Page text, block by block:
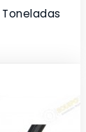
Toneladas